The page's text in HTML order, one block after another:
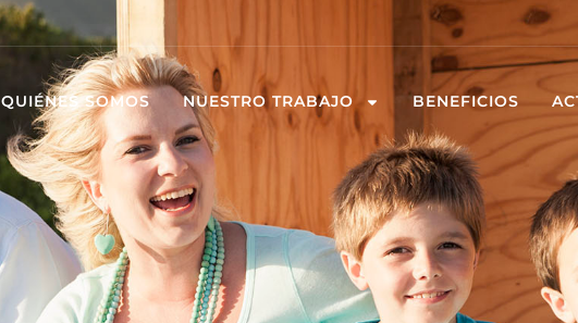
QUIÉNES SOMOS NUESTRO TRABAJO BENEFICIOS